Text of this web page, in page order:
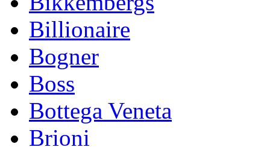
Billionaire
Bogner
Boss
Bottega Veneta
Brioni